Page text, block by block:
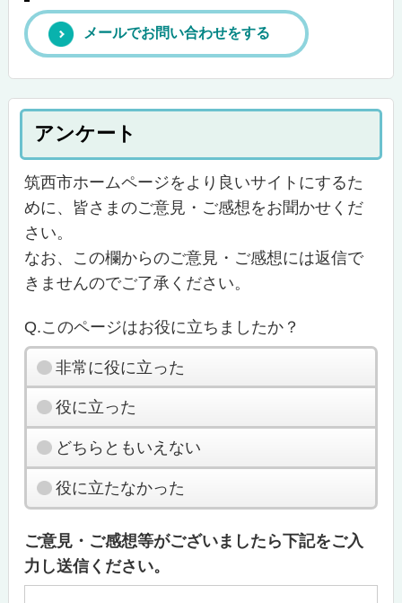
メールでお問い合わせをする
アンケート
筑西市ホームページをより良いサイトにするた
めに、皆さまのご意見・ご感想をお聞かせくだ
さい。
なお、この欄からのご意見・ご感想には返信で
きませんのでご了承ください。
Q.このページはお役に立ちましたか？
非常に役に立った
役に立った
どちらともいえない
役に立たなかった
ご意見・ご感想等がございましたら下記をご入
力し送信ください。